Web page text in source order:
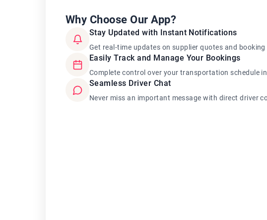
Why Choose Our App?
Stay Updated with Instant Notifications
Get real-time updates on supplier quotes and
Easily Track and Manage Your Bookings
Complete control over your transportation schedule
Seamless Driver Chat
Never miss an important message with direct driver